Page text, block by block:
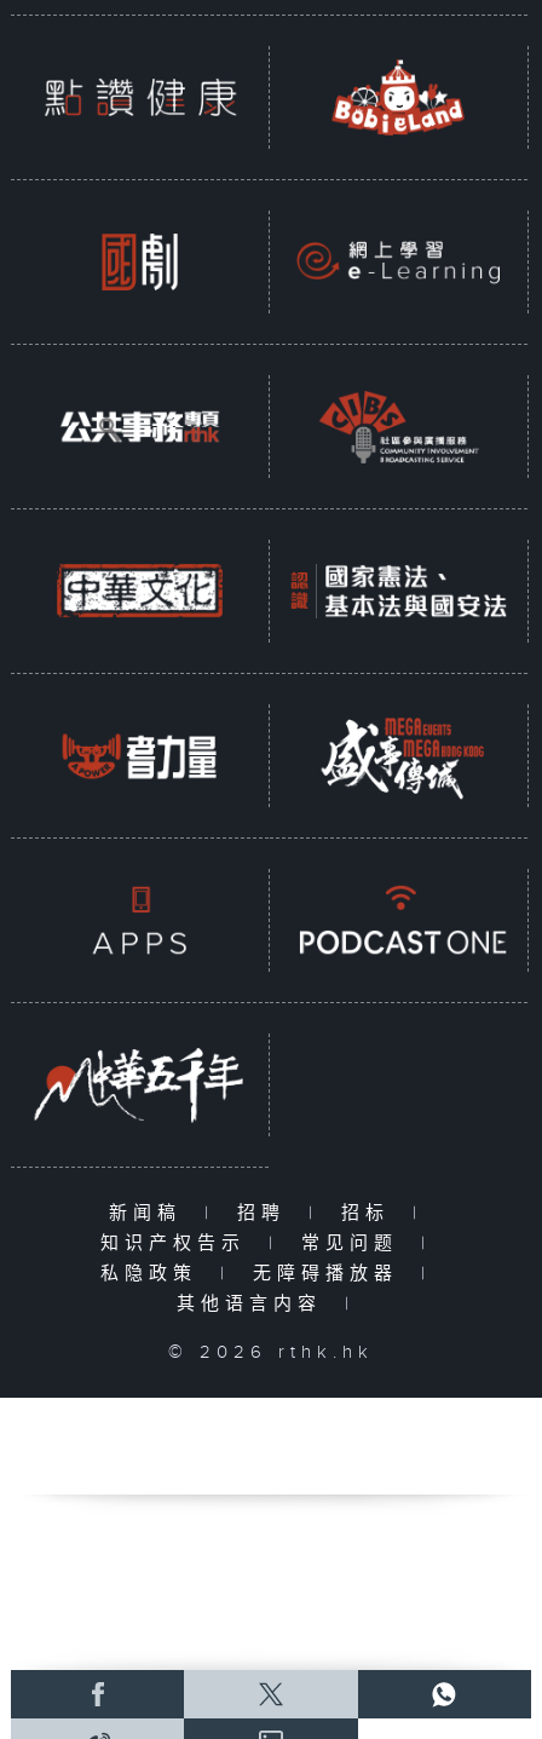
新闻稿 | 招聘 | 招标
|
知识产权告示
| 常见问题
|
私隐政策
| 无障碍播放器
|
其他语言内容
|
© 2026 rthk.hk